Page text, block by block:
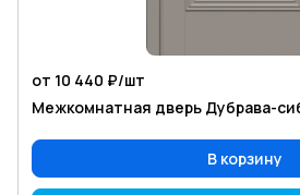
от 10 440 ₽/шт
Межкомнатная дверь Дубрава-
В корзину